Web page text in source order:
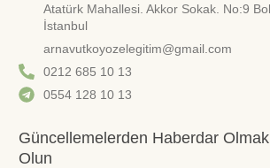
Atatürk Mahallesi. Akkor Sokak. No:9
İstanbul
arnavutkoyozelegitim@gmail.com
0212 685 10 13
0554 128 10 13
Güncellemelerden Haberdar
Olun